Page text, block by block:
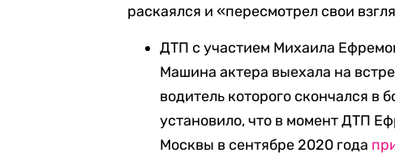
раскаялся и «пересмотрел свои
ДТП с участием Михаила
Машина актера выехала на
водитель которого скончался в
установило, что в момент ДТП
Москвы в сентябре 2020 года